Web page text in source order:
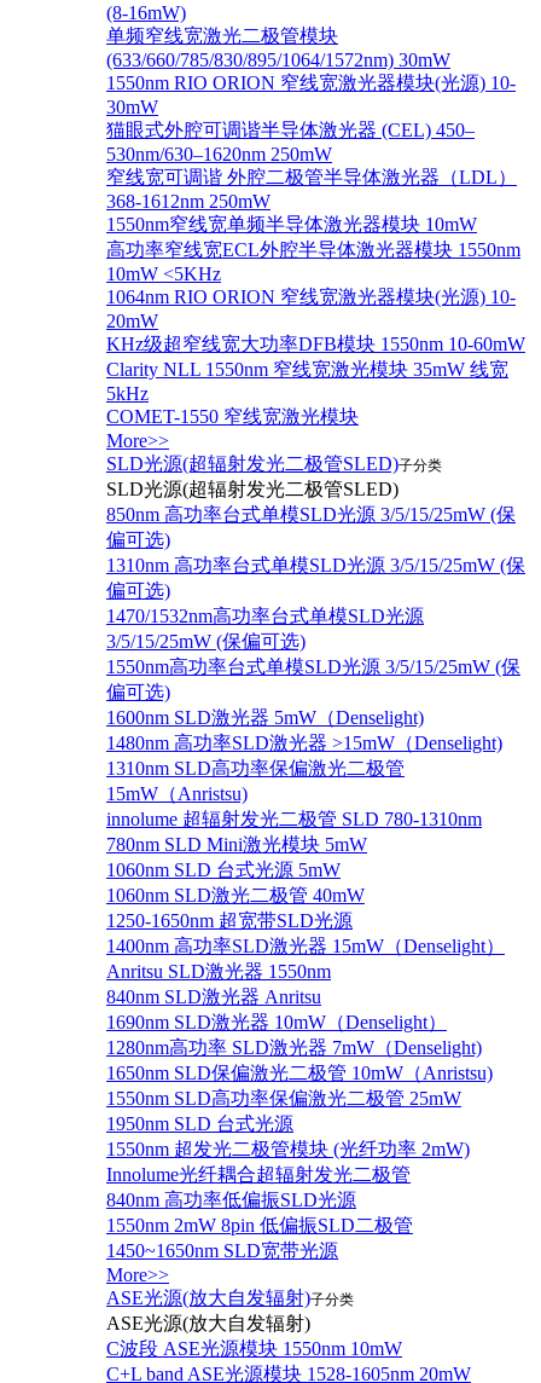
(8-16mW)
单频窄线宽激光二极管模块
(633/660/785/830/895/1064/1572nm) 30mW
1550nm RIO ORION 窄线宽激光器模块(光源) 10-
30mW
猫眼式外腔可调谐半导体激光器 (CEL) 450–
530nm/630–1620nm 250mW
窄线宽可调谐 外腔二极管半导体激光器（LDL）
368-1612nm 250mW
1550nm窄线宽单频半导体激光器模块 10mW
高功率窄线宽ECL外腔半导体激光器模块 1550nm
10mW <5KHz
1064nm RIO ORION 窄线宽激光器模块(光源) 10-
20mW
KHz级超窄线宽大功率DFB模块 1550nm 10-60mW
Clarity NLL 1550nm 窄线宽激光模块 35mW 线宽
5kHz
COMET-1550 窄线宽激光模块
More>>
SLD光源(超辐射发光二极管SLED)子分类
SLD光源(超辐射发光二极管SLED)
850nm 高功率台式单模SLD光源 3/5/15/25mW (保
偏可选)
1310nm 高功率台式单模SLD光源 3/5/15/25mW (保
偏可选)
1470/1532nm高功率台式单模SLD光源
3/5/15/25mW (保偏可选)
1550nm高功率台式单模SLD光源 3/5/15/25mW (保
偏可选)
1600nm SLD激光器 5mW（Denselight)
1480nm 高功率SLD激光器 >15mW（Denselight)
1310nm SLD高功率保偏激光二极管
15mW（Anristsu)
innolume 超辐射发光二极管 SLD 780-1310nm
780nm SLD Mini激光模块 5mW
1060nm SLD 台式光源 5mW
1060nm SLD激光二极管 40mW
1250-1650nm 超宽带SLD光源
1400nm 高功率SLD激光器 15mW（Denselight）
Anritsu SLD激光器 1550nm
840nm SLD激光器 Anritsu
1690nm SLD激光器 10mW（Denselight）
1280nm高功率 SLD激光器 7mW（Denselight)
1650nm SLD保偏激光二极管 10mW（Anristsu)
1550nm SLD高功率保偏激光二极管 25mW
1950nm SLD 台式光源
1550nm 超发光二极管模块 (光纤功率 2mW)
Innolume光纤耦合超辐射发光二极管
840nm 高功率低偏振SLD光源
1550nm 2mW 8pin 低偏振SLD二极管
1450~1650nm SLD宽带光源
More>>
ASE光源(放大自发辐射)子分类
ASE光源(放大自发辐射)
C波段 ASE光源模块 1550nm 10mW
C+L band ASE光源模块 1528-1605nm 20mW